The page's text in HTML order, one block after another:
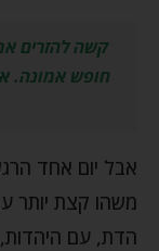
קשה להזרים
חופש אמונה.
אבל יום אחד
משהו קצת יותר
הדת, עם היהדות,